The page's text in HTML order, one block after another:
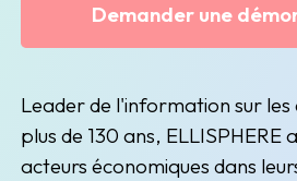
Demander une
Leader de l'information sur les
plus de 130 ans, ELLISPHERE
acteurs économiques dans